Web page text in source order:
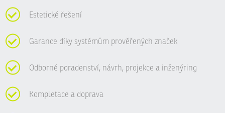
Estetické řešení
Garance díky systémům prověřených značek
Odborné poradenství, návrh, projekce a inženýring
Kompletace a doprava